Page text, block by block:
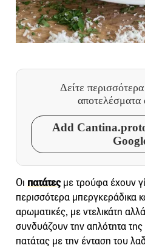
Δείτε
αποτελέσματα
Add
Οι πατάτεςμε τρούφα έχουν
περισσότερα μπεργκεράδικα
αρωματικές, με ντελικάτη
συνδυάζουν την απλότητα
πατάτας με την ένταση του